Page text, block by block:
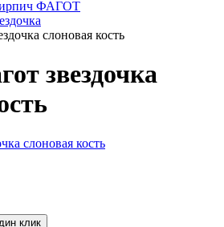
ФАГОТ
слоновая кость
звездочка
клик